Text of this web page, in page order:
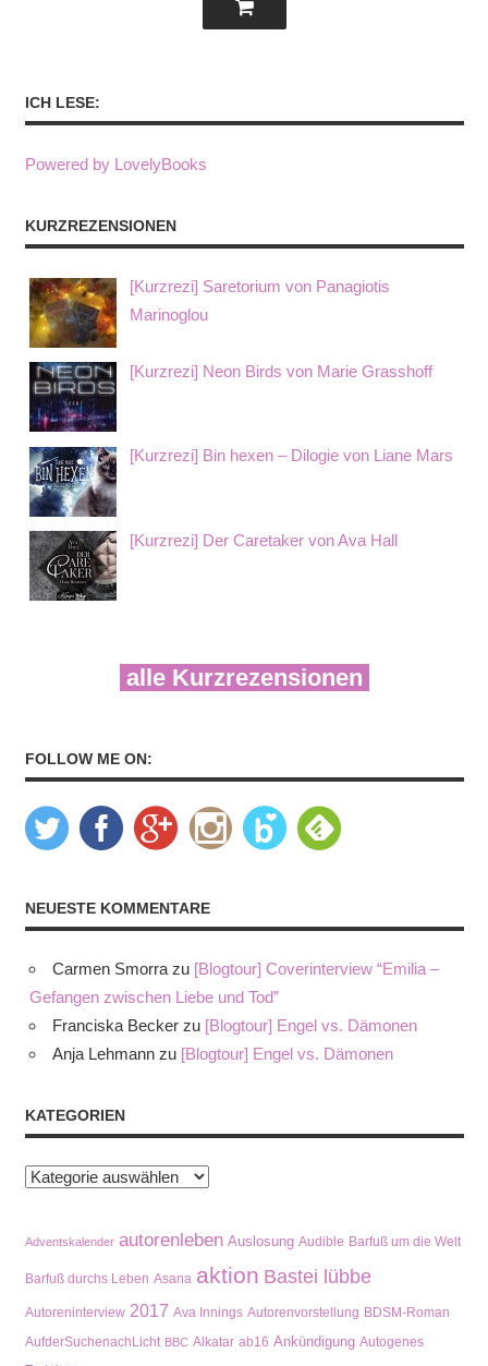
ICH LESE:
Powered by LovelyBooks
KURZREZENSIONEN
[Kurzrezi] Saretorium von Panagiotis
Marinoglou
[Kurzrezi] Neon Birds von Marie Grasshoff
[Kurzrezi] Bin hexen – Dilogie von Liane Mars
[Kurzrezi] Der Caretaker von Ava Hall
alle Kurzrezensionen
FOLLOW ME ON:
NEUESTE KOMMENTARE
Carmen Smorrazu [Blogtour] Coverinterview “Emilia –
Gefangen zwischen Liebe und Tod”
Franciska Becker zu [Blogtour] Engel vs. Dämonen
Anja Lehmann zu [Blogtour] Engel vs. Dämonen
KATEGORIEN
Kategorien
Adventskalender autorenleben Auslosung Audible Barfuß um die Welt
Barfuß durchs Leben Asana aktion Bastei lübbe
Autoreninterview 2017 Ava Innings Autorenvorstellung BDSM-Roman
AufderSuchenachLicht BBC Alkatar ab16 Ankündigung Autogenes